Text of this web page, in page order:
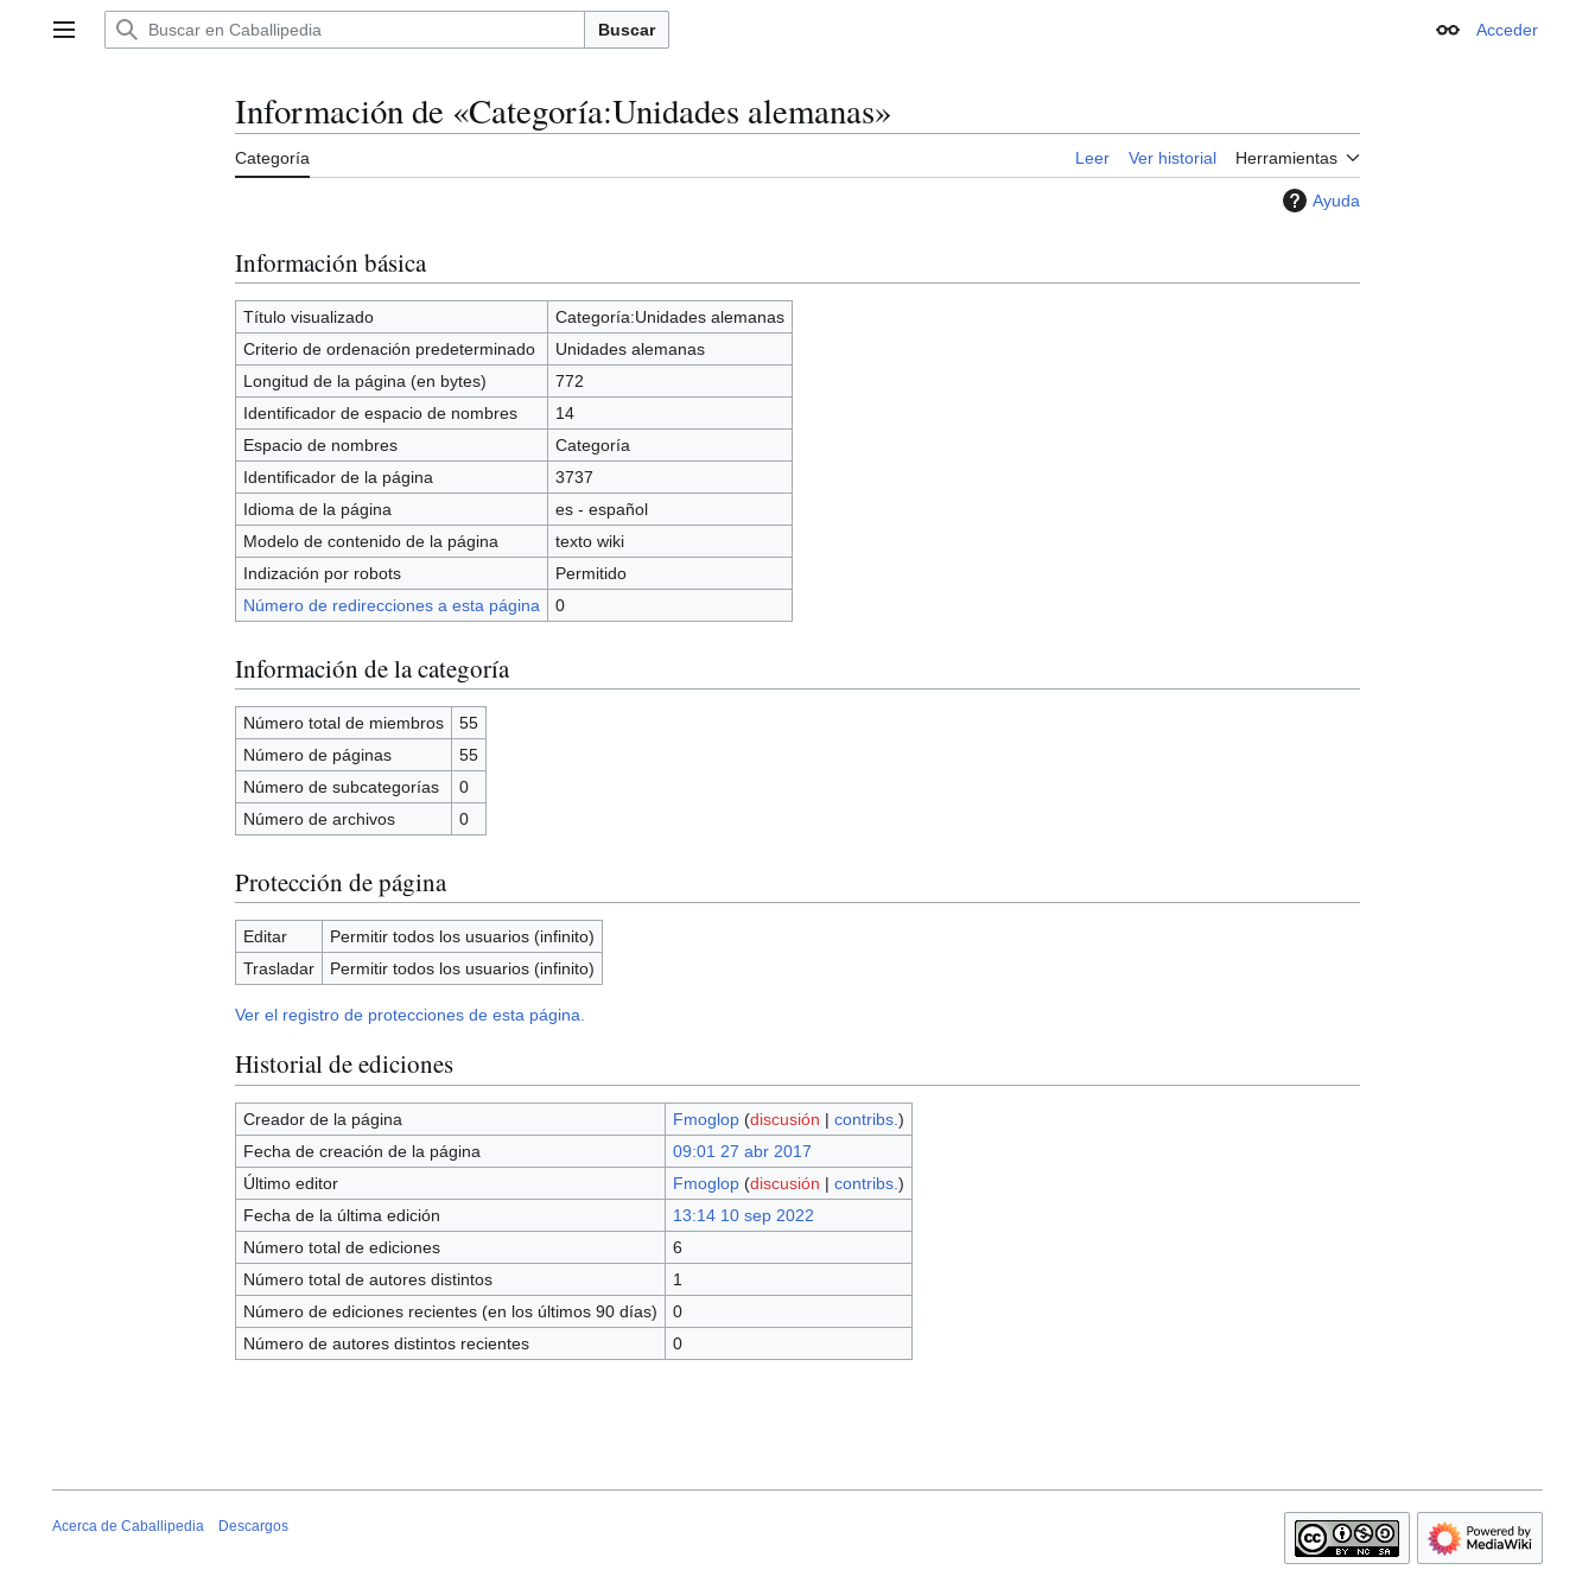
Menú principal Buscar Apariencia
Acceder
Información de «Categoría:Unidades alemanas»
Categoría Leer Ver historial Herramientas
Ayuda
Información básica
Título visualizado
Categoría:Unidades alemanas
Criterio de ordenación predeterminado
Unidades alemanas
Longitud de la página (en bytes)
772
Identificador de espacio de nombres
14
Espacio de nombres
Categoría
Identificador de la página
3737
Idioma de la página
es - español
Modelo de contenido de la página
texto wiki
Indización por robots
Permitido
Número de redirecciones a esta página
0
Información de la categoría
Número total de miembros
55
Número de páginas
55
Número de subcategorías
0
Número de archivos
0
Protección de página
Editar
Permitir todos los usuarios (infinito)
Trasladar
Permitir todos los usuarios (infinito)
Ver el registro de protecciones de esta página.
Historial de ediciones
Creador de la página Fmoglop (discusión | contribs. )
Fecha de creación de la página
09:01 27 abr 2017
Último editor
Fmoglop (discusión | contribs. )
Fecha de la última edición
13:14 10 sep 2022
Número total de ediciones
6
Número total de autores distintos
1
Número de ediciones recientes (en los últimos 90 días)
0
Número de autores distintos recientes
0
Acerca de Caballipedia Descargos